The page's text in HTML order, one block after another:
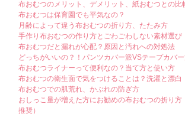
布おむつのメリット、デメリット、紙おむつとの比
布おむつは保育園でも平気なの？
月齢によって違う布おむつの折り方、たたみ方
手作り布おむつの作り方とごわごわしない素材選び
布おむつだと漏れが心配？原因と汚れへの対処法
どっちがいいの？！パンツカバー派VSテープカバ
布おむつライナーって便利なの？当て方と使い方
布おむつの衛生面で気をつけることは？洗濯と漂白
布おむつでの肌荒れ、かぶれの防ぎ方
おしっこ量が増えた方にお勧めの布おむつの折り方
推奨）